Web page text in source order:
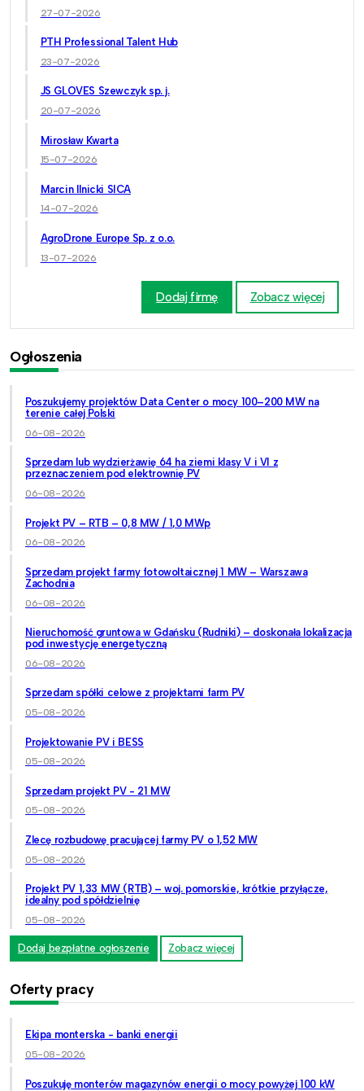
27-07-2026
PTH Professional Talent Hub
23-07-2026
JS GLOVES Szewczyk sp. j.
20-07-2026
Mirosław Kwarta
15-07-2026
Marcin Ilnicki SICA
14-07-2026
AgroDrone Europe Sp. z o.o.
13-07-2026
Dodaj firmę Zobacz więcej
Ogłoszenia
Poszukujemy projektów Data Center o mocy 100–200 MW na
terenie całej Polski
06-08-2026
Sprzedam lub wydzierżawię 64 ha ziemi klasy V i VI z
przeznaczeniem pod elektrownię PV
06-08-2026
Projekt PV – RTB – 0,8 MW / 1,0 MWp
06-08-2026
Sprzedam projekt farmy fotowoltaicznej 1 MW – Warszawa
Zachodnia
06-08-2026
Nieruchomość gruntowa w Gdańsku (Rudniki) – doskonała lokalizacja
pod inwestycję energetyczną
06-08-2026
Sprzedam spółki celowe z projektami farm PV
05-08-2026
Projektowanie PV i BESS
05-08-2026
Sprzedam projekt PV - 21 MW
05-08-2026
Zlecę rozbudowę pracującej farmy PV o 1,52 MW
05-08-2026
Projekt PV 1,33 MW (RTB) – woj. pomorskie, krótkie przyłącze,
idealny pod spółdzielnię
05-08-2026
Dodaj bezpłatne ogłoszenie Zobacz więcej
Oferty pracy
Ekipa monterska - banki energii
05-08-2026
Poszukuję monterów magazynów energii o mocy powyżej 100 kW